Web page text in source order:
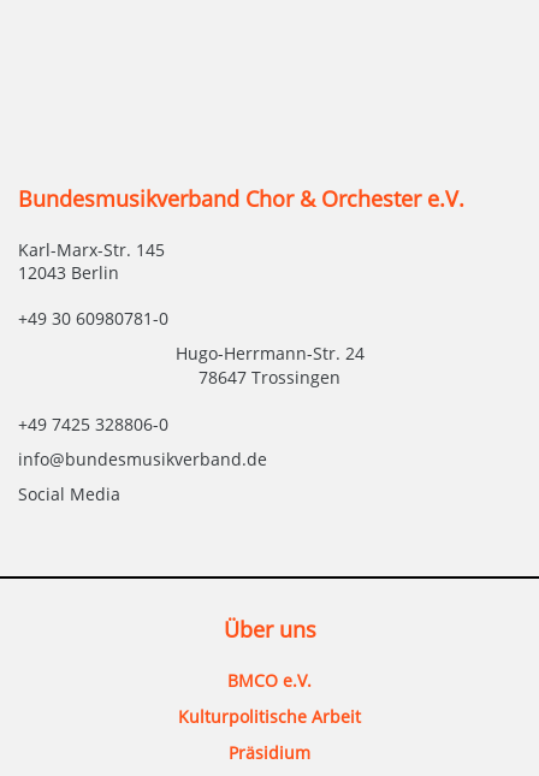
Bundesmusikverband Chor & Orchester e.V.
Karl-Marx-Str. 145
12043 Berlin
+49 30 60980781-0
Hugo-Herrmann-Str. 24
78647 Trossingen
+49 7425 328806-0
info@bundesmusikverband.de
Social Media
Über uns
BMCO e.V.
Kulturpolitische Arbeit
Präsidium